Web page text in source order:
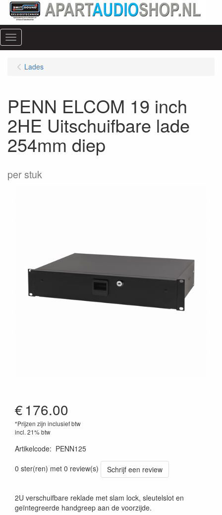
Menu
Lades
PENN ELCOM 19 inch
2HE Uitschuifbare lade
254mm diep
per stuk
€176.00
*Prijzen zijn inclusief btw
incl. 21% btw
Artikelcode: PENN125
0 ster(ren) met 0 review(s)
Schrijf een review
2U verschuifbare reklade met slam lock, sleutelslot en
geïntegreerde handgreep aan de voorzijde.